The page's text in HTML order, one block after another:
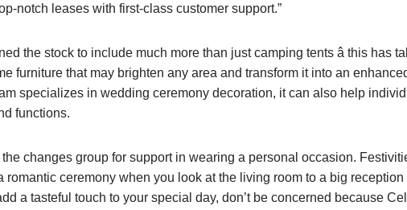
notch leases with first-class customer support.”
the stock to include much more than just camping tents â this has
furniture that may brighten any area and transform it into an
specializes in wedding ceremony decoration, it can also help
functions.
changes group for support in wearing a personal occasion.
romantic ceremony when you look at the living room to a big
a tasteful touch to your special day, don’t be concerned because